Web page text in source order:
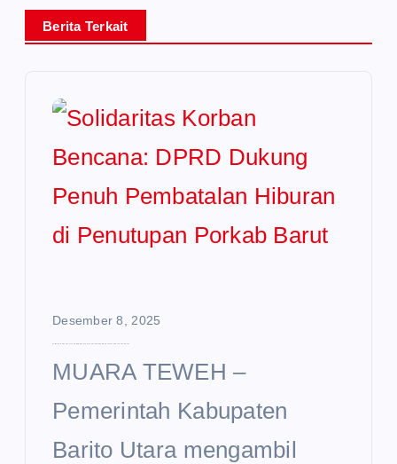
Berita Terkait
Desember 8, 2025
MUARA TEWEH –
Pemerintah Kabupaten
Barito Utara mengambil